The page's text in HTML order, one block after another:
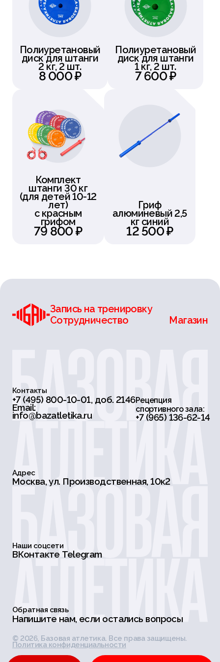
Полиуретановый
диск для штанги
2 кг, 2 шт.
8 000 ₽
Полиуретановый
диск для штанги
1 кг, 2 шт.
7 600 ₽
Комплект
штанги 30 кг
(для детей 10-12
лет)
с красным
грифом
79 800 ₽
Гриф
алюминевый 2,5
кг синий
12 500 ₽
Запись на тренировку
Сотрудничество
Магазин
Контакты
+7 (495) 800-10-01, доб. 2146
Email:
info@bazatletika.ru
Рецепция
спортивного зала:
+7 (965) 136-62-14
Адрес
Москва, ул. Производственная, 10к2
Наши соцсети
ВКонтакте Telegram
Обратная связь
Напишите нам, если остались вопросы
© 2026 , Базовая атлетика. Все права защищены.
Политика конфиденциальности